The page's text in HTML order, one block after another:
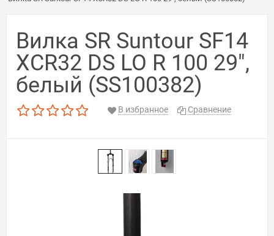
Вилка SR Suntour SF14
XCR32 DS LO R 100 29",
белый (SS100382)
В избранное Сравнение